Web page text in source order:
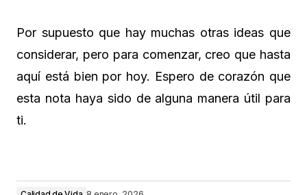
Por supuesto que hay muchas otras ideas que
considerar, pero para comenzar, creo que hasta
aquí está bien por hoy. Espero de corazón que
esta nota haya sido de alguna manera útil para
ti.